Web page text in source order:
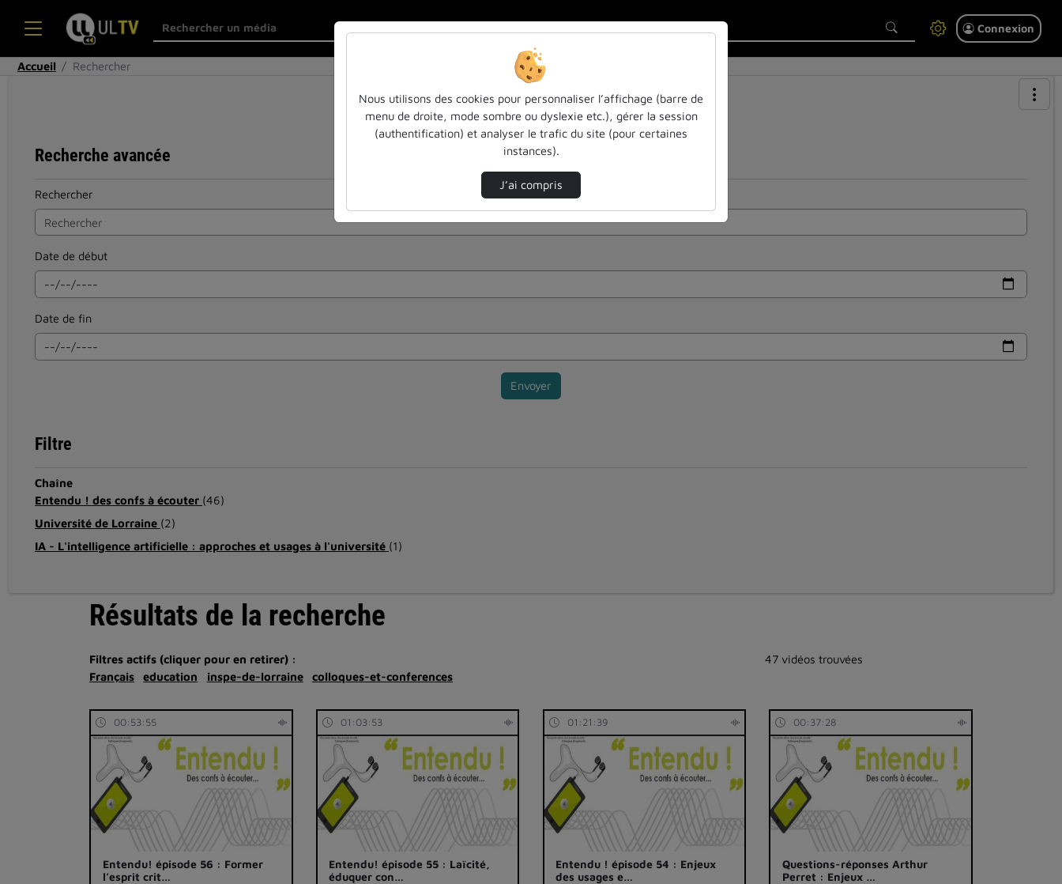
Connexion
Accueil Rechercher
Recherche avancée
Rechercher
Date de début
Date de fin
Envoyer
Filtre
Chaîne
Entendu ! des confs à écouter (46)
Université de Lorraine (2)
IA - L'intelligence artificielle : approches et usages à l'université (1)
Résultats de la recherche
Filtres actifs (cliquer pour en retirer) :
Français
education inspe-de-lorraine colloques-et-conferences
47 vidéos trouvées
00:53:55
Entendu! épisode 56 : Former
l’esprit crit…
01:03:53
Entendu! épisode 55 : Laïcité,
éduquer con…
01:21:39
Entendu ! épisode 54 : Enjeux
des usages e…
00:37:28
Questions-réponses Arthur
Perret : Enjeux …
Nous utilisons des cookies pour personnaliser l’affichage (barre de
menu de droite, mode sombre ou dyslexie etc.), gérer la session
(authentification) et analyser le trafic du site (pour certaines
instances).
J’ai compris